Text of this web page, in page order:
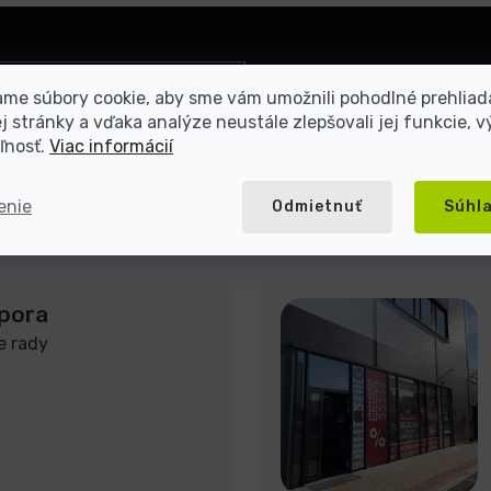
súbory cookie, aby sme vám umožnili pohodlné
stránky a vďaka analýze neustále zlepšovali jej funkcie,
Viac informácií
Odmietnuť
ochrany osobných
sa
rady